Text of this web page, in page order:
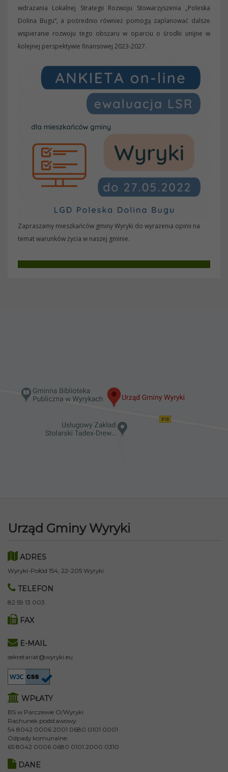
wdrażania Lokalnej Strategii Rozwoju Stowarzyszenia „Poleska
Dolina Bugu”, a pośrednio również pomogą zaplanować dalsze
wspieranie rozwoju tego obszaru w oparciu o środki unijne w
kolejnej perspektywie finansowej 2023-2027.
Zapraszamy mieszkańców gminy Wyryki do wyrażenia opinii na
temat warunków życia w naszej gminie.
Urząd Gminy Wyryki
ADRES
Wyryki-Połód 154, 22-205 Wyryki
TELEFON
82 59 13 003
FAX
E-MAIL
sekretariat@wyryki.eu
WPŁATY
BS w Parczewie O/Wyryki
Rachunek podstawowy:
54 8042 0006 2001 0680 0101 0001
Odpady komunalne:
65 8042 0006 0680 0101 2000 0310
DANE